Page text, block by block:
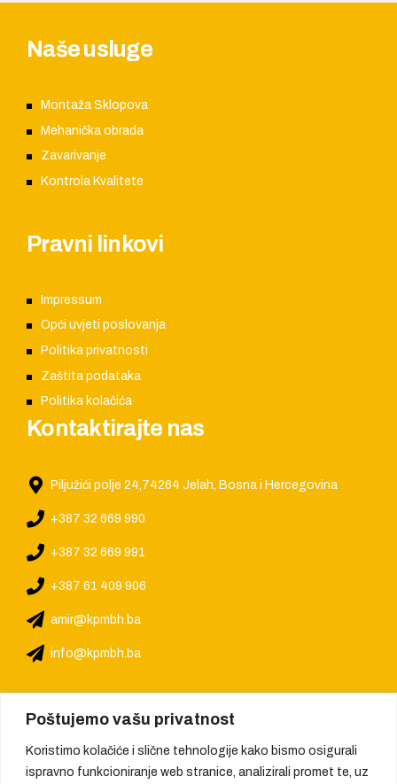
Poštujemo vašu privatnost
Koristimo kolačiće i slične tehnologije kako bismo osigurali
ispravno funkcioniranje web stranice, analizirali promet te, uz
Naše usluge
Montaža Sklopova
Mehanička obrada
Zavarivanje
Kontrola Kvalitete
Pravni linkovi
Impressum
Opći uvjeti poslovanja
Politika privatnosti
Zaštita podataka
Politika kolačića
Kontaktirajte nas
Piljužići polje 24,74264 Jelah, Bosna i Hercegovina
+387 32 669 990
+387 32 669 991
+387 61 409 906
amir@kpmbh.ba
info@kpmbh.ba